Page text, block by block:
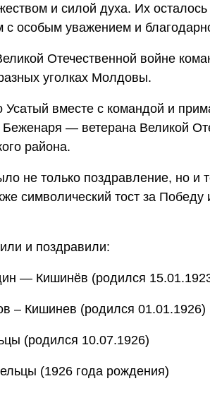
и силой духа. Их
с особым уважением и
Отечественной войне
уголках Молдовы.
вместе с командой и
— ветерана Великой
района.
не только поздравление, но
символический тост за
и поздравили:
— Кишинёв (родился
– Кишинев (родился 01.01.1926)
(родился 10.07.1926)
(1926 года рождения)